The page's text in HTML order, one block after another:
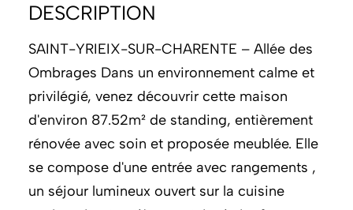
DESCRIPTION
SAINT-YRIEIX-SUR-CHARENTE – Allée des
Ombrages Dans un environnement calme et
privilégié, venez découvrir cette maison
d'environ 87.52m² de standing, entièrement
rénovée avec soin et proposée meublée. Elle
se compose d'une entrée avec rangements ,
un séjour lumineux ouvert sur la cuisine